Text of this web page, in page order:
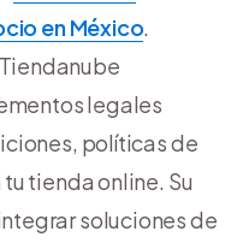
en México.
legales
políticas de
tienda online. Su
soluciones de